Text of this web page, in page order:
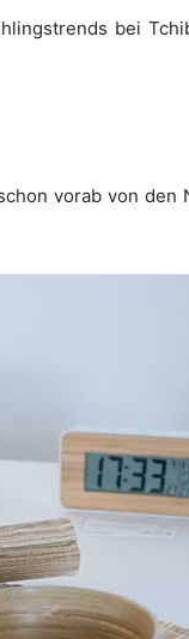
bei
vorab von